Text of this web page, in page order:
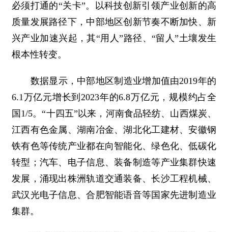
必须打通的“关卡”。以科技创新引领产业创新的高
质量发展路径下，中部地区创新节奏不断加快、新
兴产业加速兴起，其“用人”路径、“留人”土壤发生
根本性转变。
数据显示，中部地区制造业增加值由2019年的
6.1万亿元增长到2023年的6.8万亿元，规模约占全
国1/5。“十四五”以来，河南食品轻纺、山西煤炭、
江西有色金属、湖南冶金、湖北化工建材、安徽钢
铁有色等传统产业都在向智能化、绿色化、低碳化
转型；汽车、电子信息、装备制造等产业集群快速
发展，涌现出株洲轨道交通装备、长沙工程机械、
武汉光电子信息、合肥智能语音等国家先进制造业
集群。